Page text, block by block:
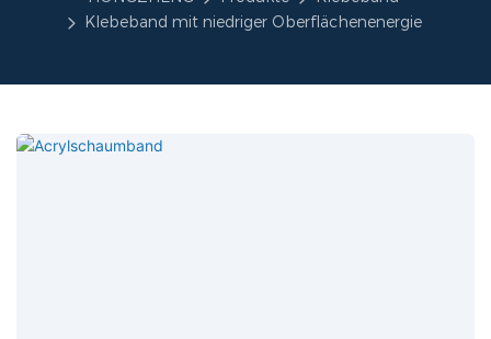
Klebeband mit niedriger Oberflächenenergie